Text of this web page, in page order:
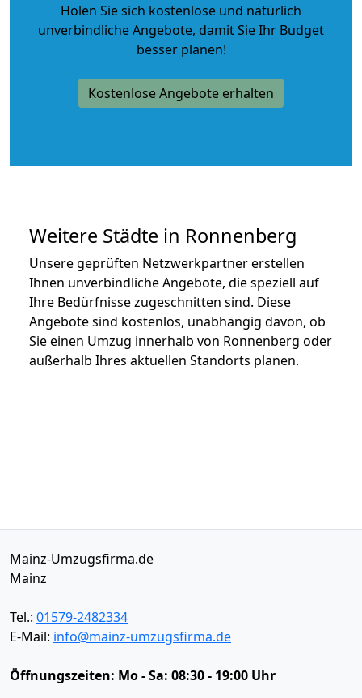
Holen Sie sich kostenlose und natürlich
unverbindliche Angebote, damit Sie Ihr Budget
besser planen!
Kostenlose Angebote erhalten
Weitere Städte in Ronnenberg
Unsere geprüften Netzwerkpartner erstellen
Ihnen unverbindliche Angebote, die speziell auf
Ihre Bedürfnisse zugeschnitten sind. Diese
Angebote sind kostenlos, unabhängig davon, ob
Sie einen Umzug innerhalb von Ronnenberg oder
außerhalb Ihres aktuellen Standorts planen.
Mainz-Umzugsfirma.de
Mainz
Tel.: 01579-2482334
E-Mail: info@mainz-umzugsfirma.de
Öffnungszeiten: Mo - Sa: 08:30 - 19:00 Uhr